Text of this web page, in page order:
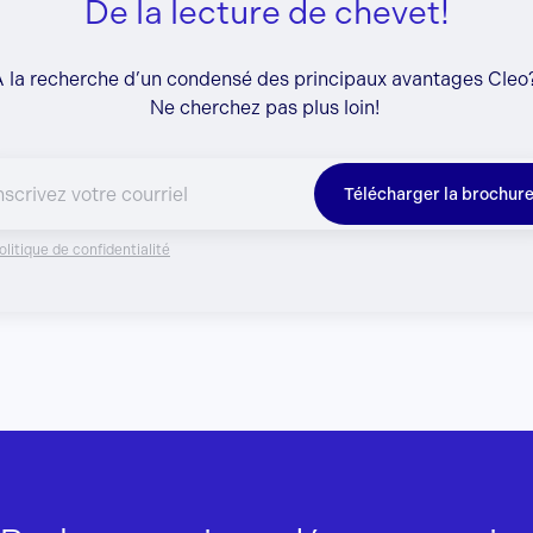
De la lecture de chevet!
la recherche d’un condensé des principaux avantages
Ne cherchez pas plus loin!
Télécharger la brochure
de confidentialité